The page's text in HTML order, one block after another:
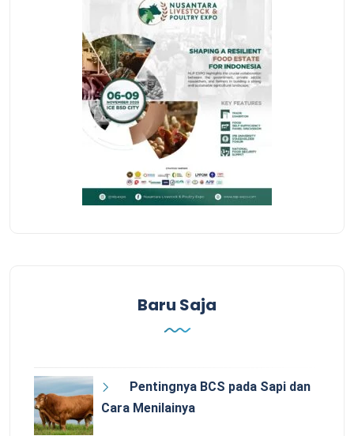
Baru Saja
Pentingnya BCS pada Sapi dan
Cara Menilainya